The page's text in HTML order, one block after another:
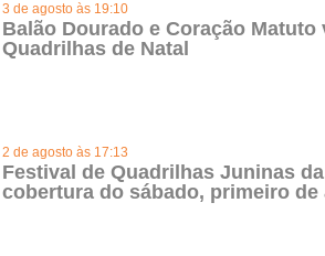
3 de agosto às 19:10
Balão Dourado e Coração Matuto
Quadrilhas de Natal
2 de agosto às 17:13
Festival de Quadrilhas Juninas
cobertura do sábado, primeiro de